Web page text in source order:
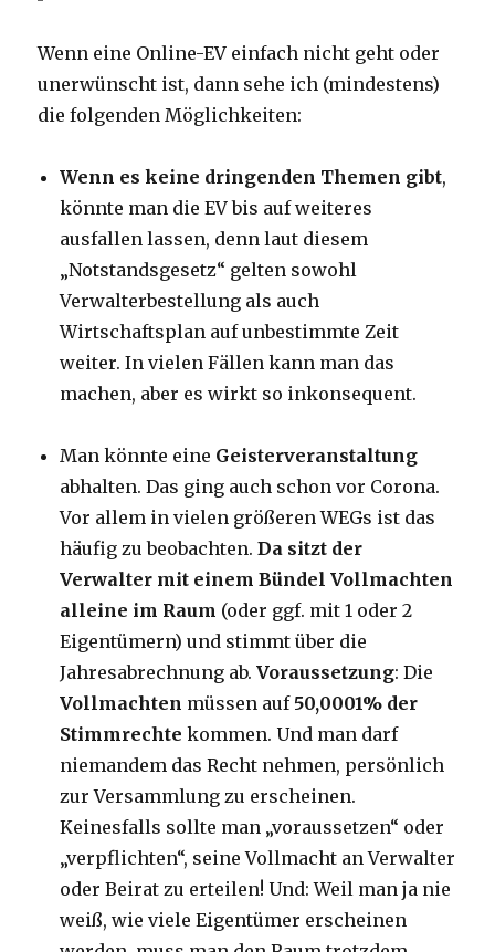
Wenn eine Online-EV einfach nicht geht oder
unerwünscht ist, dann sehe ich (mindestens)
die folgenden Möglichkeiten:
Wenn es keine dringenden Themen gibt,
könnte man die EV bis auf weiteres
ausfallen lassen, denn laut diesem
„Notstandsgesetz“ gelten sowohl
Verwalterbestellung als auch
Wirtschaftsplan auf unbestimmte Zeit
weiter. In vielen Fällen kann man das
machen, aber es wirkt so inkonsequent.
Man könnte eine Geisterveranstaltung
abhalten. Das ging auch schon vor Corona.
Vor allem in vielen größeren WEGs ist das
häufig zu beobachten.Da sitzt der
Verwalter mit einem Bündel Vollmachten
alleine im Raum (oder ggf. mit 1 oder 2
Eigentümern) und stimmt über die
Jahresabrechnung ab.Voraussetzung: Die
Vollmachten müssen auf 50,0001% der
Stimmrechte kommen. Und man darf
niemandem das Recht nehmen, persönlich
zur Versammlung zu erscheinen.
Keinesfalls sollte man „voraussetzen“ oder
„verpflichten“, seine Vollmacht an Verwalter
oder Beirat zu erteilen! Und: Weil man ja nie
weiß, wie viele Eigentümer erscheinen